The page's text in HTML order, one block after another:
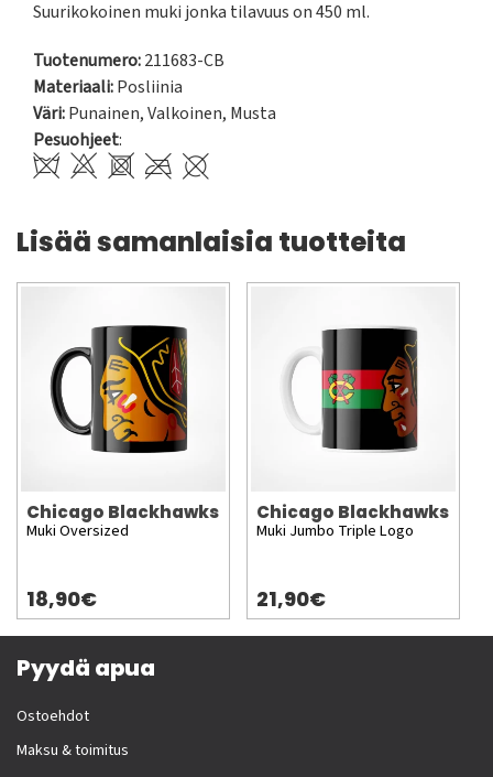
Suurikokoinen muki jonka tilavuus on 450 ml.
Tuotenumero:211683-CB
Materiaali:Posliinia
Väri:Punainen,Valkoinen, Musta
Pesuohjeet:
Lisää samanlaisia tuotteita
Chicago Blackhawks
Muki Oversized
18,90€
Chicago Blackhawks
Muki Jumbo Triple Logo
21,90€
Pyydä apua
Ostoehdot
Maksu & toimitus